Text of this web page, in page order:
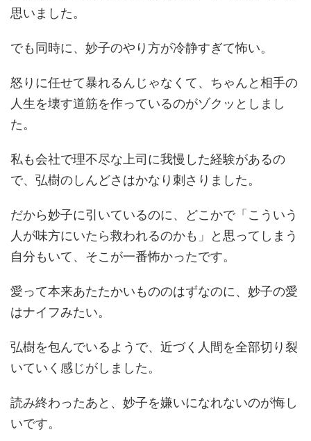
思いました。
でも同時に、妙子のやり方が冷静すぎて怖い。
怒りに任せて暴れるんじゃなくて、ちゃんと相手の
人生を壊す道筋を作っているのがゾクッとしまし
た。
私も会社で理不尽な上司に我慢した経験があるの
で、弘樹のしんどさはかなり刺さりました。
だから妙子に引いているのに、どこかで「こういう
人が味方にいたら救われるのかも」と思ってしまう
自分もいて、そこが一番怖かったです。
愛って本来あたたかいもののはずなのに、妙子の愛
はナイフみたい。
弘樹を包んでいるようで、近づく人間を全部切り裂
いていく感じがしました。
読み終わったあと、妙子を嫌いになれないのが悔し
いです。